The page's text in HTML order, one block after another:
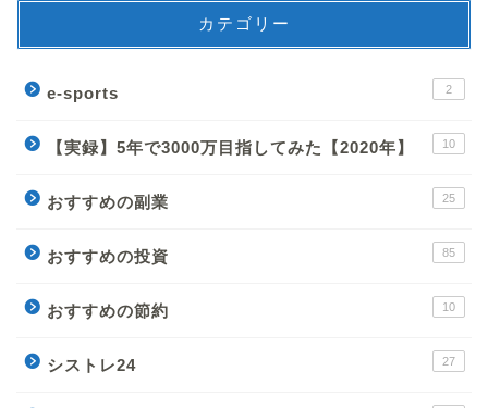
カテゴリー
e-sports 2
【実録】5年で3000万目指してみた【2020年】 10
おすすめの副業 25
おすすめの投資 85
おすすめの節約 10
シストレ24 27